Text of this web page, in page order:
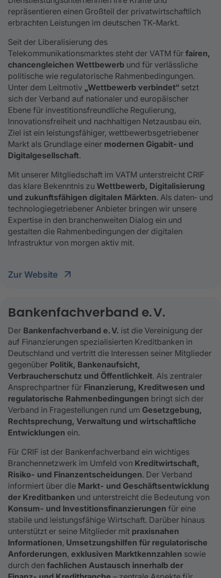
repräsentieren einen Großteil der privatwirtschaftlich
erbrachten Leistungen im deutschen TK‑Markt.
Seit der Liberalisierung des
Telekommunikationsmarktes steht der VATM für fairen,
chancengleichen Wettbewerb und für verlässliche
politische wie regulatorische Rahmenbedingungen.
Unter dem Leitmotiv „Wettbewerb verbindet“ setzt
sich der Verband auf nationaler und europäischer
Ebene für investitionsfreundliche Regulierung,
Innovationsfreiheit und nachhaltigen Netzausbau ein.
Ziel ist ein leistungsfähiger, wettbewerbsgetriebener
Markt als Grundlage einer modernen Gigabit‑ und
Digitalgesellschaft.
Mit unserer Mitgliedschaft im VATM unterstreicht CRIF
das klare Bekenntnis zu Wettbewerb, Digitalisierung
und zukunftsfähigen digitalen Märkten. Als daten‑ und
technologiegetriebener Anbieter bringen wir unsere
Expertise in den branchenweiten Dialog ein und
gestalten die Rahmenbedingungen der digitalen
Infrastruktur von morgen aktiv mit.
Zur Website
Bankenfachverband e. V.
Der Bankenfachverband e. V. ist die Vereinigung der
auf Finanzierungen spezialisierten Kreditbanken in
Deutschland und vertritt die Interessen seiner Mitglieder
gegenüber Politik, Bankenaufsicht,
Verbraucherschutz und Öffentlichkeit. Als zentraler
Ansprechpartner für Finanzierung, Kreditwesen und
regulatorische Rahmenbedingungen bringt sich der
Verband in Fragestellungen rund um Gesetzgebung,
Rechtsprechung, Verwaltung und wirtschaftliche
Entwicklungen ein.
Für CRIF ist der Bankenfachverband ein wichtiges
Branchennetzwerk im Umfeld von Kreditwirtschaft,
Risiko- und Finanzentscheidungen. Der Verband
informiert über die Markt- und Geschäftsentwicklung
der Kreditbanken und unterstreicht die Bedeutung von
Konsum- und Investitionsfinanzierungen für eine
stabile und leistungsfähige Wirtschaft. Darüber hinaus
unterstützt er seine Mitglieder mit praxisnahen
Informationen, Umsetzungshilfen für regulatorische
Anforderungen, exklusiven Marktkennzahlen sowie
durch den fachlichen Austausch innerhalb der